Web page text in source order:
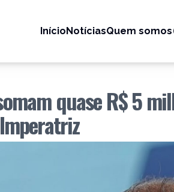
InícioNotíciasQuem somos
quase R$ 5